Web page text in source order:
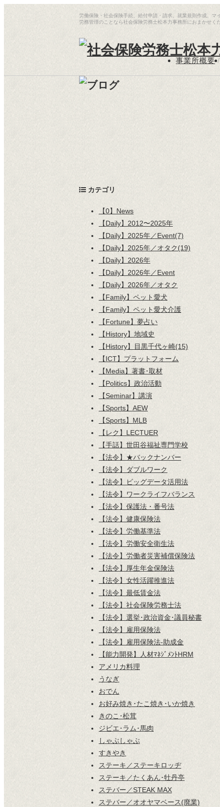
労働保険・社会保険手続、給付申請・請求、就業規則作成、マ
労務管理のことなら社会保険労務士松本力事務所におまかせく
事業所概要 /
カテゴリ
【0】News
【Daily】2012〜2025年
【Daily】2025年／Event(7)
【Daily】2025年／オタク(19)
【Daily】2026年
【Daily】2026年／Event
【Daily】2026年／オタク
【Family】ペット愛犬
【Family】ペット愛犬介護
【Fortune】夢占い
【History】地域史
【History】目黒千代ヶ崎(15)
【ICT】プラットフォーム
【Media】著書･取材
【Politics】政治活動
【Seminar】講演
【Sports】AEW
【Sports】MLB
【レク】LECTUER
【手話】世田谷福祉専門学校
【法令】★バックナンバー
【法令】ダブルワーク
【法令】ビッグデータ活用法
【法令】ワークライフバランス
【法令】保護法・番号法
【法令】健康保険法
【法令】労働基準法
【法令】労働安全衛生法
【法令】労働者災害補償保険法
【法令】厚生年金保険法
【法令】女性活躍推進法
【法令】最低賃金法
【法令】社会保険労務士法
【法令】選挙･政治資金･議員秘書
【法令】雇用保険法
【法令】雇用保険法-助成金
【能力開発】人材ﾏﾈｼﾞﾒﾝﾄHRM
アメリカ料理
うなぎ
おでん
お好み焼き･たこ焼き･いか焼き
きのこ･松茸
ジビエ･ラム･馬肉
しゃぶしゃぶ
すきやき
ステーキ／ステーキロッヂ
ステーキ／たくあん･牡丹亭
ステバー／STEAK MAX
ステバー／オオヤマベース(廃業)